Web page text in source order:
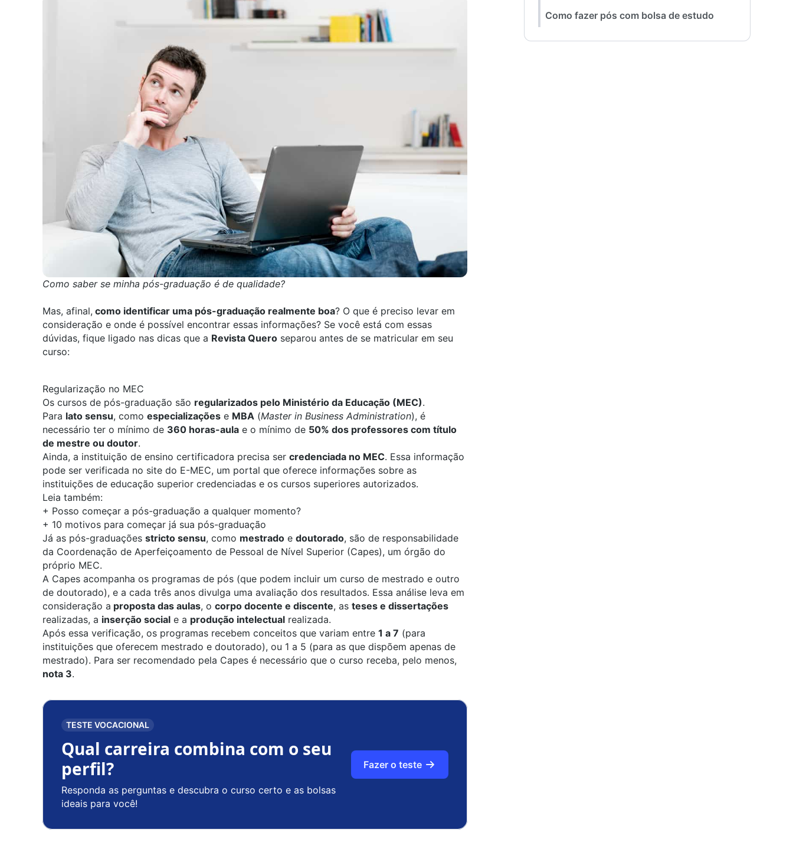
Como saber se minha pós-graduação é de qualidade?
Mas, afinal, como identificar uma pós-graduação realmente boa? O que é preciso levar em
consideração e onde é possível encontrar essas informações? Se você está com essas
dúvidas, fique ligado nas dicas que a Revista Quero separou antes de se matricular em seu
curso:
Regularização no MEC
Os cursos de pós-graduação são regularizados pelo Ministério da Educação (MEC).
Para lato sensu, como especializações e MBA (Master in Business Administration), é
necessário ter o mínimo de 360 horas-aula e o mínimo de 50% dos professores com título
de mestre ou doutor.
Ainda, a instituição de ensino certificadora precisa ser credenciada no MEC. Essa informação
pode ser verificada no site do E-MEC, um portal que oferece informações sobre as
instituições de educação superior credenciadas e os cursos superiores autorizados.
Leia também:
+ Posso começar a pós-graduação a qualquer momento?
+ 10 motivos para começar já sua pós-graduação
Já as pós-graduações stricto sensu, como mestrado e doutorado, são de responsabilidade
da Coordenação de Aperfeiçoamento de Pessoal de Nível Superior (Capes), um órgão do
próprio MEC.
A Capes acompanha os programas de pós (que podem incluir um curso de mestrado e outro
de doutorado), e a cada três anos divulga uma avaliação dos resultados. Essa análise leva em
consideração a proposta das aulas, o corpo docente e discente, as teses e dissertações
realizadas, a inserção social e a produção intelectual realizada.
Após essa verificação, os programas recebem conceitos que variam entre 1 a 7 (para
instituições que oferecem mestrado e doutorado), ou 1 a 5 (para as que dispõem apenas de
mestrado). Para ser recomendado pela Capes é necessário que o curso receba, pelo menos,
nota 3.
TESTE VOCACIONAL
Qual carreira combina com o seu
perfil?
Responda as perguntas e descubra o curso certo e as bolsas
ideais para você!
Fazer o teste
Como fazer pós com bolsa de estudo